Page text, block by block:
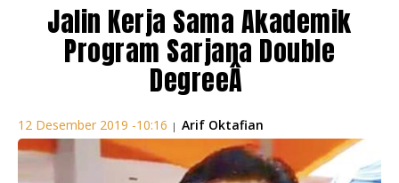
Jalin Kerja Sama Akademik
Program Sarjana Double
DegreeÂ
12 Desember 2019 -10:16 | Arif Oktafian